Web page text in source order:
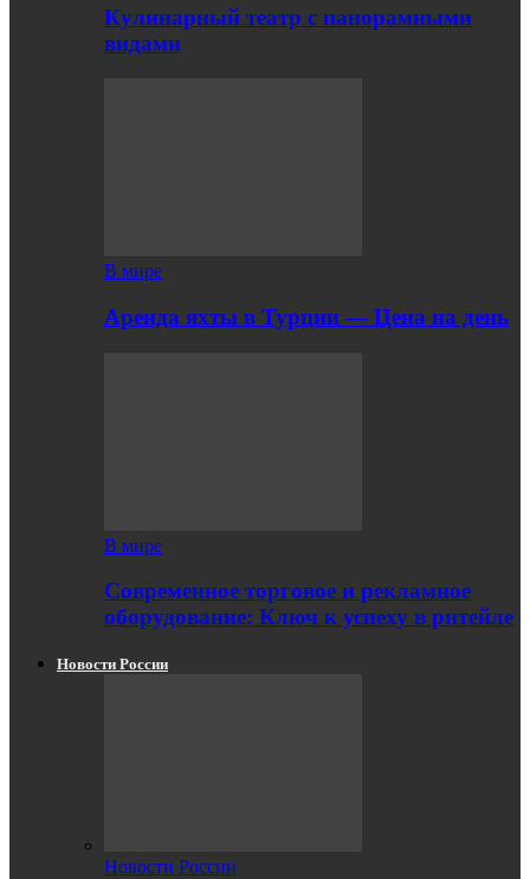
Кулинарный театр с панорамными
видами
В мире
Аренда яхты в Турции — Цена на день
В мире
Современное торговое и рекламное
оборудование: Ключ к успеху в ритейле
Новости России
Новости России